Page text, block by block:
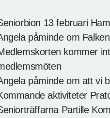
13 februari
påminde om
kommer
påminde om att vi
aktiviteter
Partille